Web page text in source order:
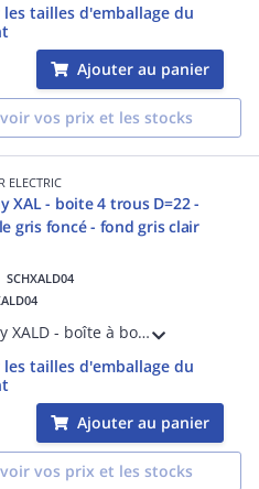
les tailles d'emballage du
Ajouter au panier
vos prix et les stocks
ELECTRIC
XAL - boite 4 trous D=22 -
gris foncé - fond gris clair
:SCHXALD04
Harmony XALD - boîte à boutons vide pour XB5 D= 22 mm - 4 trous - Boîtier gris clair RAL 7035 - Couvercle gris foncé RAL 7016 - IP66676969K IK03 - NEMA 134X - normes CSA C22.2 EN/IEC 60947 JIS C 4520 UL 508
les tailles d'emballage du
Ajouter au panier
vos prix et les stocks